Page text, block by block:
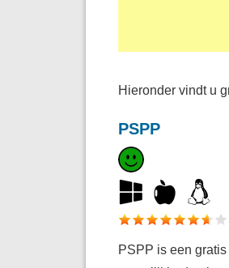
Hieronder vindt u
PSPP
PSPP is een